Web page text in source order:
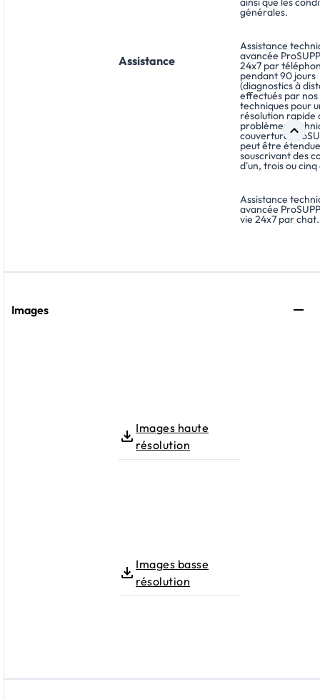
générales.
Assistance
Assistance
avancée
24x7 par
pendant 90 jours
(diagnostics à
effectués par
techniques pour
résolution rapide
problèmes
couverture
peut être
souscrivant des
d'un, trois ou cinq
Assistance
avancée
vie 24x7 par chat.
Images
Images haute
résolution
Images basse
résolution